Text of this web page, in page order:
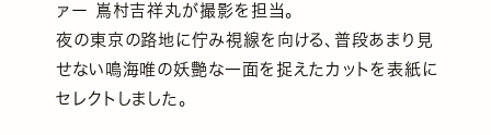
ァー 嶌村吉祥丸が撮影を担当。
夜の東京の路地に佇み視線を向ける、普段あまり見
せない鳴海唯の妖艶な一面を捉えたカットを表紙に
セレクトしました。